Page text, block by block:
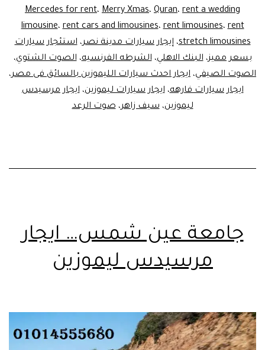
Mercedes for rent، Merry Xmas، Quran، rent a wedding
limousine،rent cars and limousines،rent limousines،rent
stretch limousines،إيجار سيارات مدينة نصر،استئجار سيارات
بسعر مميز،البنك الاهلي،الشرطه الفرنسيه،الصوت الشتوي،
الصوت الصيفي، ايجار احدث سيارات الليموزين بالسائق فى مصر،
ايجار سيارات فارهه،ايجار سيارات ليموزين،ايجار مرسيدس
ليموزين،سيف زاهر،صوت الرعد
جامعة عين شمس… ايجار
مرسيدس ليموزين